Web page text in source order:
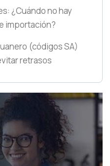
¿Cuándo no hay
importación?
(códigos SA)
retrasos